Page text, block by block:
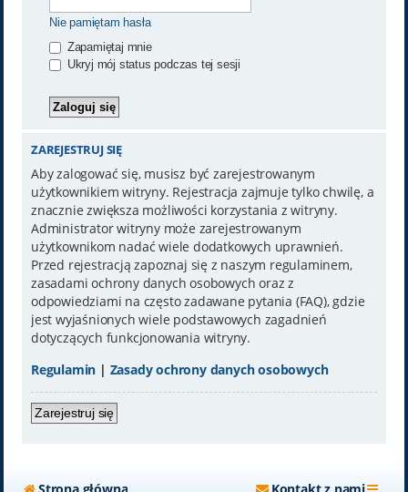
Nie pamiętam hasła
Zapamiętaj mnie
Ukryj mój status podczas tej sesji
ZAREJESTRUJ SIĘ
Aby zalogować się, musisz być zarejestrowanym
użytkownikiem witryny. Rejestracja zajmuje tylko chwilę, a
znacznie zwiększa możliwości korzystania z witryny.
Administrator witryny może zarejestrowanym
użytkownikom nadać wiele dodatkowych uprawnień.
Przed rejestracją zapoznaj się z naszym regulaminem,
zasadami ochrony danych osobowych oraz z
odpowiedziami na często zadawane pytania (FAQ), gdzie
jest wyjaśnionych wiele podstawowych zagadnień
dotyczących funkcjonowania witryny.
Regulamin | Zasady ochrony danych osobowych
Zarejestruj się
Strona główna Kontakt z nami